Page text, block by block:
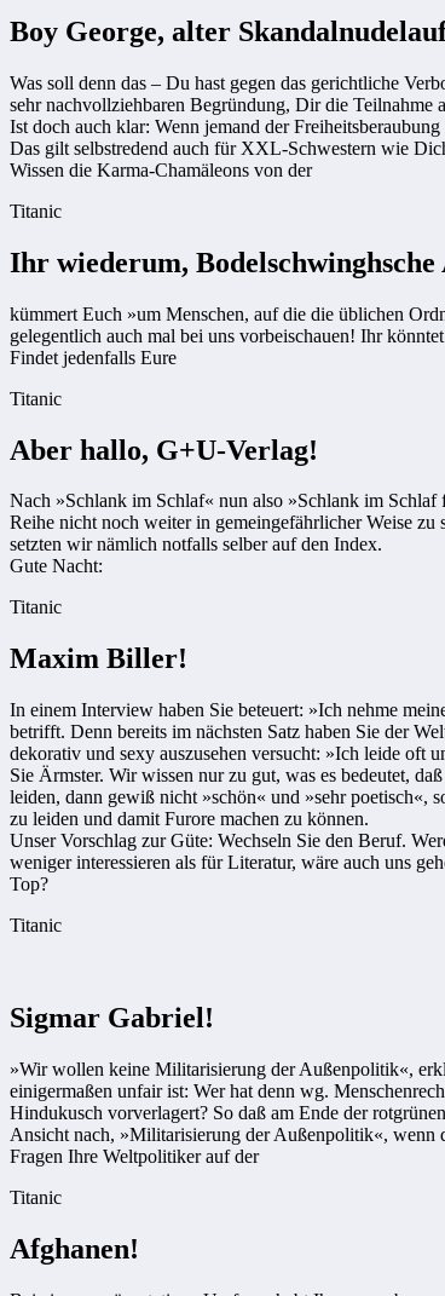
Boy George, alter
Was soll denn das – Du hast gegen das gerichtliche
sehr nachvollziehbaren Begründung, Dir die Teilnahme
Ist doch auch klar: Wenn jemand der
Das gilt selbstredend auch für XXL-Schwestern wie
Wissen die Karma-Chamäleons von der
Titanic
Ihr wiederum, Bodelschwinghsche
kümmert Euch »um Menschen, auf die die üblichen
gelegentlich auch mal bei uns vorbeischauen! Ihr
Findet jedenfalls Eure
Titanic
Aber hallo, G+U-Verlag!
Nach »Schlank im Schlaf« nun also »Schlank im
Reihe nicht noch weiter in gemeingefährlicher Weise
setzten wir nämlich notfalls selber auf den Index.
Gute Nacht:
Titanic
Maxim Biller!
In einem Interview haben Sie beteuert: »Ich nehme
betrifft. Denn bereits im nächsten Satz haben Sie der
dekorativ und sexy auszusehen versucht: »Ich leide oft
Sie Ärmster. Wir wissen nur zu gut, was es bedeutet,
leiden, dann gewiß nicht »schön« und »sehr poetisch«,
zu leiden und damit Furore machen zu können.
Unser Vorschlag zur Güte: Wechseln Sie den Beruf.
weniger interessieren als für Literatur, wäre auch uns
Top?
Titanic
Sigmar Gabriel!
»Wir wollen keine Militarisierung der Außenpolitik«,
einigermaßen unfair ist: Wer hat denn wg.
Hindukusch vorverlagert? So daß am Ende der
Ansicht nach, »Militarisierung der Außenpolitik«, wenn
Fragen Ihre Weltpolitiker auf der
Titanic
Afghanen!